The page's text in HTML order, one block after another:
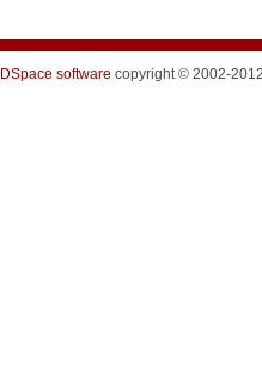
DSpace software copyright © 2002-2012